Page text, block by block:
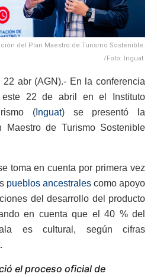
del Plan Maestro de Turismo Sostenible.
/Foto: Inguat.
abr (AGN).- En la conferencia
este 22 de abril en el Instituto
( Inguat) se presentó la
Maestro de Turismo Sostenible
toma en cuenta por primera vez
pueblos ancestrales como apoyo
del desarrollo del producto
en cuenta que el 40 % del
es cultural, según cifras
el proceso oficial de